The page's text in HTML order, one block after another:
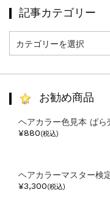
記事カテゴリー
事
カ
お勧め商品
ヘアカラー色見本 ばら
¥880(税込)
ヘアカラーマスター検
¥3,300(税込)